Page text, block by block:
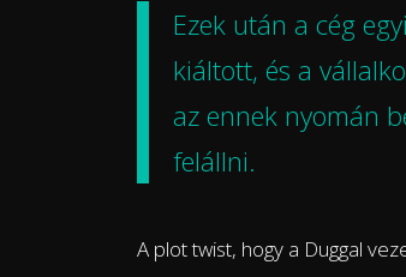
Ezek után a cég
kiáltott, és a
az ennek nyomán
felállni.
A plot twist, hogy a Duggal